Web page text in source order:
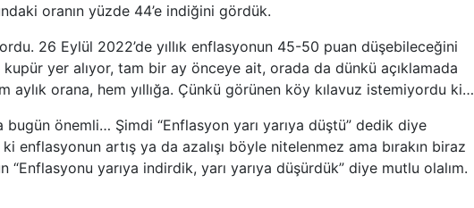
oranın yüzde 44’e indiğini gördük.
26 Eylül 2022’de yıllık enflasyonun 45-50 puan düşebileceğini
yer alıyor, tam bir ay önceye ait, orada da dünkü açıklamada
aylık orana, hem yıllığa. Çünkü görünen köy kılavuz istemiyordu ki…
önemli… Şimdi “Enflasyon yarı yarıya düştü” dedik diye
enflasyonun artış ya da azalışı böyle nitelenmez ama bırakın biraz
“Enflasyonu yarıya indirdik, yarı yarıya düşürdük” diye mutlu olalım.